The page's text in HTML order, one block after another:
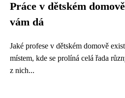
Práce v dětském
vám dá
Jaké profese v dětském domově
místem, kde se prolíná celá řada
z nich...